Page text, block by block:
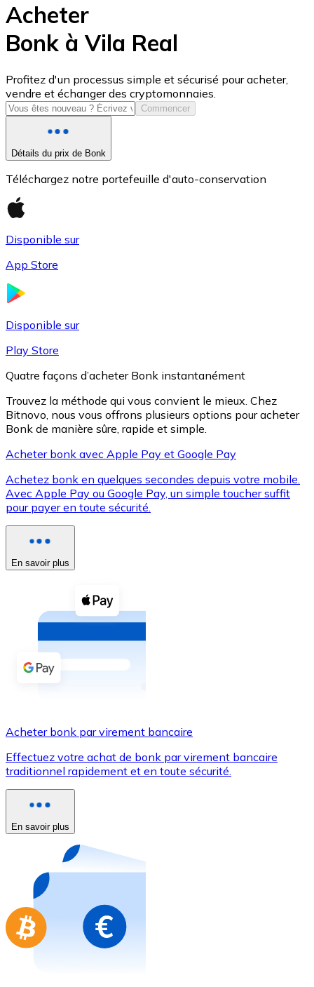
USD Coin
USDC
XRP
XRP
Voir toutes
Coupons crypto
Achetez des cryptomonnaies en espèces et d'autres
Acheter avec espèces
Virement SEPA
Utilisez les cartes Visa et Mastercard pour acheter
Acheter avec carte
Nouveau
Achetez des cartes-cadeaux de vos marques
Aller à la boutique de cartes-cadeaux
Acheter
Bonk à Vila Real
Profitez d'un processus simple et sécurisé pour acheter,
vendre et échanger des cryptomonnaies.
Commencer
Détails du prix de Bonk
Téléchargez notre portefeuille d'auto-conservation
Disponible sur
App Store
Disponible sur
Play Store
Quatre façons d’acheter Bonk instantanément
Trouvez la méthode qui vous convient le mieux. Chez
Bitnovo, nous vous offrons plusieurs options pour acheter
Bonk de manière sûre, rapide et simple.
Acheter bonk avec Apple Pay et Google Pay
Achetez bonk en quelques secondes depuis votre mobile.
Avec Apple Pay ou Google Pay, un simple toucher suffit
pour payer en toute sécurité.
En savoir plus
Acheter bonk par virement bancaire
Effectuez votre achat de bonk par virement bancaire
traditionnel rapidement et en toute sécurité.
En savoir plus